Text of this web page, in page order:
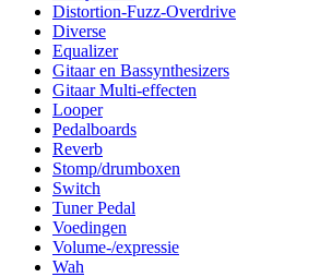
Distortion-Fuzz-Overdrive
Diverse
Equalizer
Gitaar en Bassynthesizers
Gitaar Multi-effecten
Looper
Pedalboards
Reverb
Stomp/drumboxen
Switch
Tuner Pedal
Voedingen
Volume-/expressie
Wah